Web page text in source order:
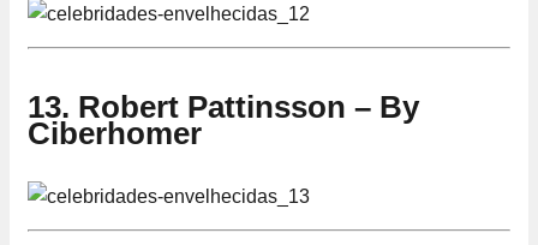
13. Robert Pattinsson – By
Ciberhomer